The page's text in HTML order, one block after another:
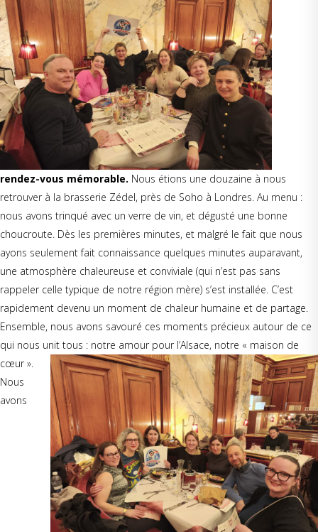
rendez-vous mémorable. Nous étions une douzaine à nous
retrouver à la brasserie Zédel, près de Soho à Londres. Au menu :
nous avons trinqué avec un verre de vin, et dégusté une bonne
choucroute. Dès les premières minutes, et malgré le fait que nous
ayons seulement fait connaissance quelques minutes auparavant,
une atmosphère chaleureuse et conviviale (qui n’est pas sans
rappeler celle typique de notre région mère) s’est installée. C’est
rapidement devenu un moment de chaleur humaine et de partage.
Ensemble, nous avons savouré ces moments précieux autour de ce
qui nous unit tous : notre amour pour l’Alsace, notre « maison de
cœur ».
Nous
avons